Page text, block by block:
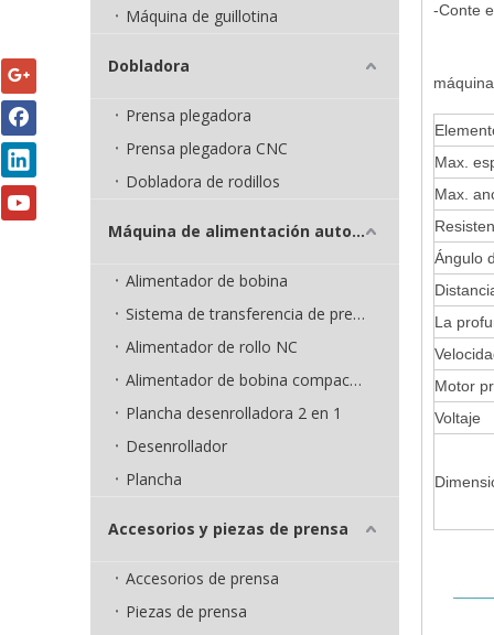
Máquina de guillotina
Dobladora
Prensa plegadora
Prensa plegadora CNC
Dobladora de rodillos
Máquina de alimentación automática
Alimentador de bobina
Sistema de transferencia de prensa
Alimentador de rollo NC
Alimentador de bobina compacto 3 en 1
Plancha desenrolladora 2 en 1
Desenrollador
Plancha
Accesorios y piezas de prensa
Accesorios de prensa
Piezas de prensa
-Conte
Max.
Max.
Ángulo
La
Motor
Voltaje